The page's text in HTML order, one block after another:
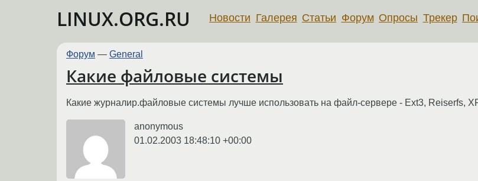
LINUX.ORG.RU Новости Галерея Статьи Форум Опросы Трекер
Форум — General
Какие файловые системы
Какие журналир.файловые системы лучше использовать на файл-сервере - Ext3, Reiserfs,
anonymous
01.02.2003 18:48:10 +00:00